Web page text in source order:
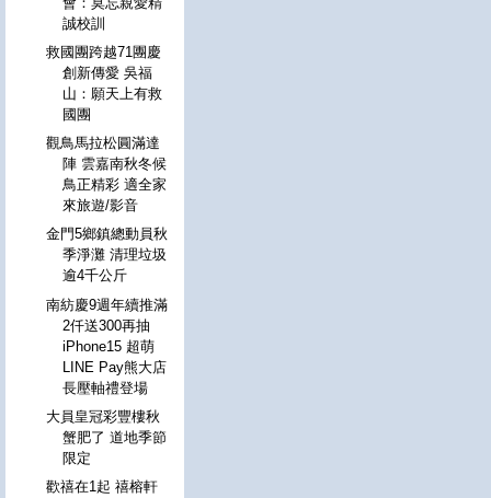
誠校訓
救國團跨越71團慶
創新傳愛 吳福
山：願天上有救
國團
觀鳥馬拉松圓滿達
陣 雲嘉南秋冬候
鳥正精彩 適全家
來旅遊/影音
金門5鄉鎮總動員秋
季淨灘 清理垃圾
逾4千公斤
南紡慶9週年續推滿
2仟送300再抽
iPhone15 超萌
LINE Pay熊大店
長壓軸禮登場
大員皇冠彩豐樓秋
蟹肥了 道地季節
限定
歡禧在1起 禧榕軒